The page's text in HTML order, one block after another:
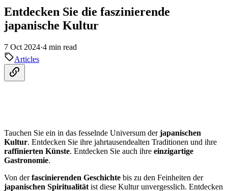
Entdecken Sie die faszinierende
japanische Kultur
7 Oct 2024·4 min read
Articles
Tauchen Sie ein in das fesselnde Universum derjapanischen
Kultur. Entdecken Sie ihre jahrtausendealten Traditionen und ihre
raffinierten Künste. Entdecken Sie auch ihre einzigartige
Gastronomie.
Von derfascinierenden Geschichte bis zu den Feinheiten der
japanischen Spiritualität ist diese Kultur unvergesslich. Entdecken